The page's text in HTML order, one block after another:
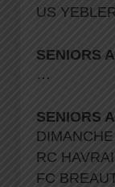
US
SENIORS
…
SENIORS
RC
FC